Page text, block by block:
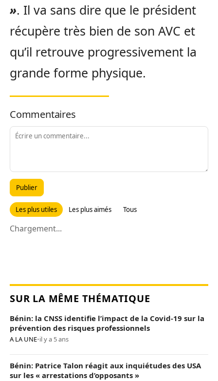
». Il va sans dire que le président
récupère très bien de son AVC et
qu’il retrouve progressivement la
grande forme physique.
Commentaires
Publier
Les plus utiles Les plus aimés Tous
Chargement...
SUR LA MÊME THÉMATIQUE
Bénin: la CNSS identifie l’impact de la Covid-19 sur la
prévention des risques professionnels
A LA UNE•il y a 5 ans
Bénin: Patrice Talon réagit aux inquiétudes des USA
sur les « arrestations d’opposants »